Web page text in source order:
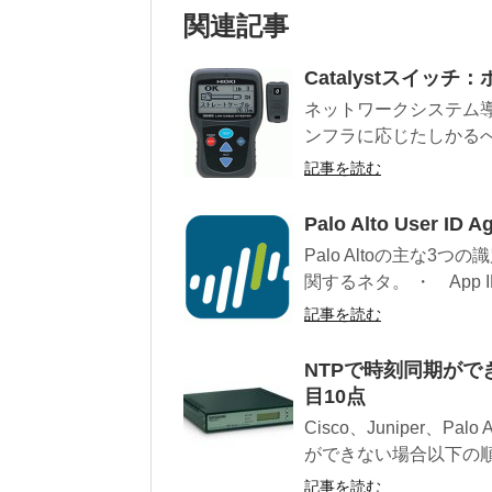
関連記事
Catalystスイッチ：
ネットワークシステム
ンフラに応じたしかる
記事を読む
Palo Alto User ID
Palo Altoの主な3つの
関するネタ。 ・ App
記事を読む
NTPで時刻同期がで
目10点
Cisco、Juniper、Palo
ができない場合以下の
記事を読む